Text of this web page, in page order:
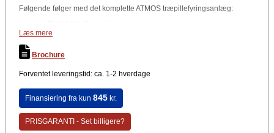
Følgende følger med det komplette ATMOS træpillefyringsanlæg:
Atmos A25 træpillebrænder
Atmos indføringssnegl 1,6m
Læs mere
Brochure
Forventet leveringstid: ca. 1-2 hverdage
Finansiering fra kun 845kr.
PRISGARANTI - Set billigere?